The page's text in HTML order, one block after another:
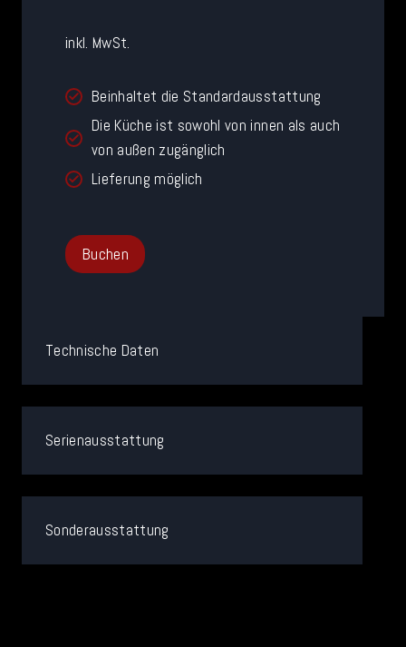
0inkl. MwSt.
Beinhaltet die Standardausstattung
Die Küche ist sowohl von innen als auch
von außen zugänglich
Lieferung möglich
Buchen
Technische Daten
Serienausstattung
Sonderausstattung